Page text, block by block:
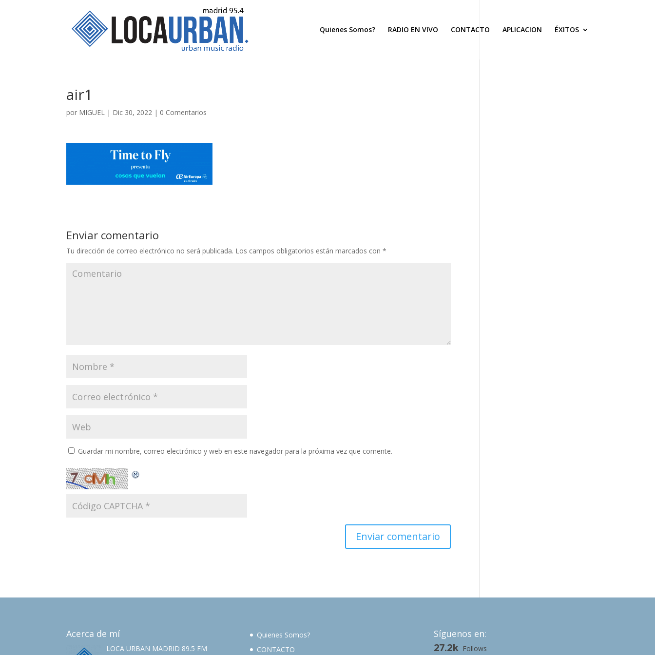
Quienes Somos? RADIO EN VIVO CONTACTO APLICACION ÉXITOS
air1
por MIGUEL | Dic 30, 2022 | 0 Comentarios
Enviar comentario
Tu dirección de correo electrónico no será publicada. Los campos obligatorios están marcados con *
Guardar mi nombre, correo electrónico y web en este navegador para la próxima vez que comente.
Acerca de mí
LOCA URBAN MADRID 89.5 FM
Quienes Somos?
CONTACTO
Síguenos en:
27.2k Follows